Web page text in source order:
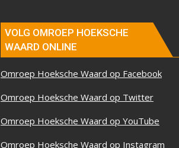
VOLG OMROEP HOEKSCHE
WAARD ONLINE
Omroep Hoeksche Waard op Facebook
Omroep Hoeksche Waard op Twitter
Omroep Hoeksche Waard op YouTube
Omroep Hoeksche Waard op Instagram